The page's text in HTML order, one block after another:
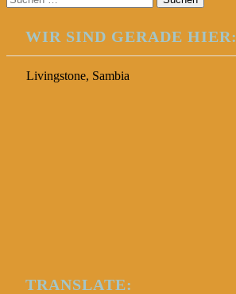
nach:
WIR SIND GERADE HIER:
Livingstone, Sambia
TRANSLATE: